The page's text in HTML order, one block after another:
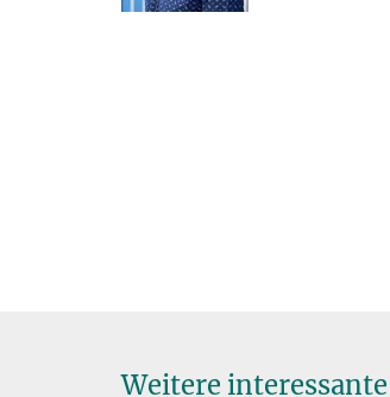
Weitere